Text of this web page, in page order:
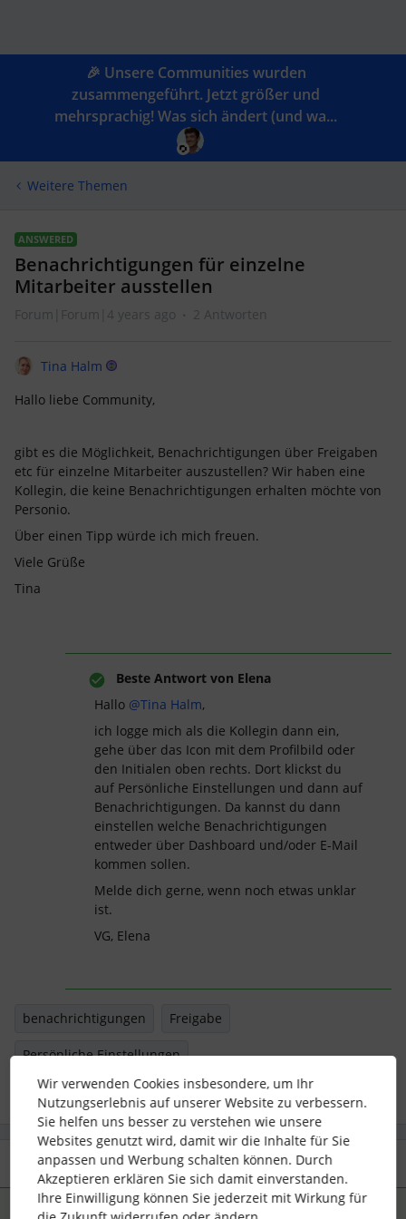
🎉 Unsere Communities wurden
zusammengeführt. Jetzt größer und
mehrsprachig! Was sich ändert (und wa...
Weitere Themen
ANSWERED
Benachrichtigungen für einzelne
Mitarbeiter ausstellen
Forum|Forum|4 years ago 2 Antworten
Tina Halm
Hallo liebe Community,
gibt es die Möglichkeit, Benachrichtigungen über Freigaben
etc für einzelne Mitarbeiter auszustellen? Wir haben eine
Kollegin, die keine Benachrichtigungen erhalten möchte von
Personio.
Über einen Tipp würde ich mich freuen.
Viele Grüße
Tina
Beste Antwort von Elena
Hallo @Tina Halm,
ich logge mich als die Kollegin dann ein,
gehe über das Icon mit dem Profilbild oder
den Initialen oben rechts. Dort klickst du
auf Persönliche Einstellungen und dann auf
Benachrichtigungen. Da kannst du dann
einstellen welche Benachrichtigungen
entweder über Dashboard und/oder E-Mail
kommen sollen.
Melde dich gerne, wenn noch etwas unklar
ist.
VG, Elena
benachrichtigungen Freigabe
Persönliche Einstellungen
2 Antworten Älteste zuerst
Wir verwenden Cookies insbesondere, um Ihr
Nutzungserlebnis auf unserer Website zu verbessern.
Sie helfen uns besser zu verstehen wie unsere
Websites genutzt wird, damit wir die Inhalte für Sie
anpassen und Werbung schalten können. Durch
Akzeptieren erklären Sie sich damit einverstanden.
Ihre Einwilligung können Sie jederzeit mit Wirkung für